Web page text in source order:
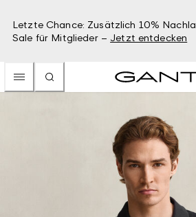
Letzte Chance: Zusätzlich 10%
Sale für Mitglieder – Jetzt entdecken